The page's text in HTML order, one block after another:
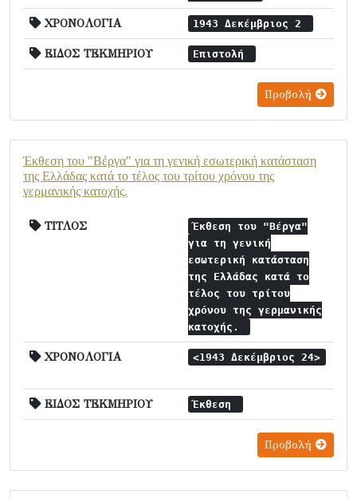
ΧΡΟΝΟΛΟΓΙΑ 1943 Δεκέμβριος 2
ΕΙΔΟΣ ΤΕΚΜΗΡΙΟΥ Επιστολή
Προβολή
Έκθεση του "Βέργα" για τη γενική εσωτερική κατάσταση
της Ελλάδας κατά το τέλος του τρίτου χρόνου της
γερμανικής κατοχής.
ΤΙΤΛΟΣ
Έκθεση του "Βέργα"
για τη γενική
εσωτερική κατάσταση
της Ελλάδας κατά το
τέλος του τρίτου
χρόνου της γερμανικής
κατοχής.
ΧΡΟΝΟΛΟΓΙΑ <1943 Δεκέμβριος 24>
ΕΙΔΟΣ ΤΕΚΜΗΡΙΟΥ Έκθεση
Προβολή